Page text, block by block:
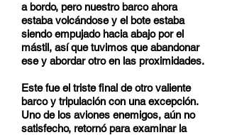
a bordo, pero nuestro barco ahora
estaba volcándose y el bote estaba
siendo empujado hacia abajo por el
mástil, así que tuvimos que abandonar
ese y abordar otro en las proximidades.
Este fue el triste final de otro valiente
barco y tripulación con una excepción.
Uno de los aviones enemigos, aún no
satisfecho, retornó para examinar la